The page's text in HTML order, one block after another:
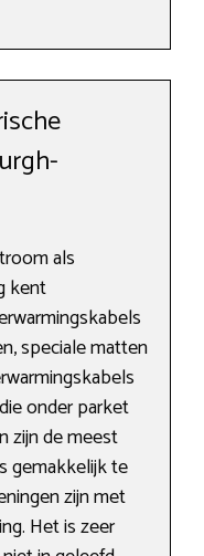
als
kent
speciale matten
onder parket
zijn de meest
gemakkelijk te
zijn met
Het is zeer